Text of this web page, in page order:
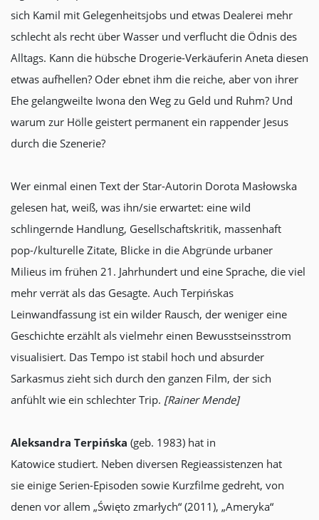
sich Kamil mit Gelegenheitsjobs und etwas Dealerei mehr
schlecht als recht über Wasser und verflucht die Ödnis des
Alltags. Kann die hübsche Drogerie-Verkäuferin Aneta diesen
etwas aufhellen? Oder ebnet ihm die reiche, aber von ihrer
Ehe gelangweilte Iwona den Weg zu Geld und Ruhm? Und
warum zur Hölle geistert permanent ein rappender Jesus
durch die Szenerie?
Wer einmal einen Text der Star-Autorin Dorota Masłowska
gelesen hat, weiß, was ihn/sie erwartet: eine wild
schlingernde Handlung, Gesellschaftskritik, massenhaft
pop-/kulturelle Zitate, Blicke in die Abgründe urbaner
Milieus im frühen 21. Jahrhundert und eine Sprache, die viel
mehr verrät als das Gesagte. Auch Terpińskas
Leinwandfassung ist ein wilder Rausch, der weniger eine
Geschichte erzählt als vielmehr einen Bewusstseinsstrom
visualisiert. Das Tempo ist stabil hoch und absurder
Sarkasmus zieht sich durch den ganzen Film, der sich
anfühlt wie ein schlechter Trip. [Rainer Mende]
Aleksandra Terpińska (geb. 1983) hat in
Katowice studiert. Neben diversen Regieassistenzen hat
sie einige Serien-Episoden sowie Kurzfilme gedreht, von
denen vor allem „Święto zmarłych“ (2011), „Ameryka“